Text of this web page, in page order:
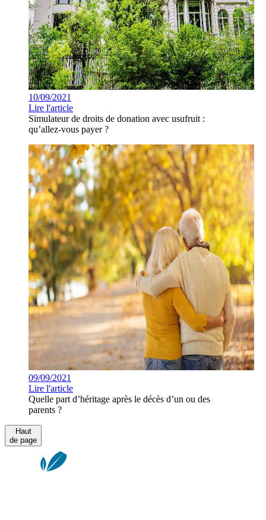
10/09/2021
Lire l'article
Simulateur de droits de donation avec usufruit :
qu’allez-vous payer ?
09/09/2021
Lire l'article
Quelle part d’héritage après le décès d’un ou des
parents ?
Haut
de page